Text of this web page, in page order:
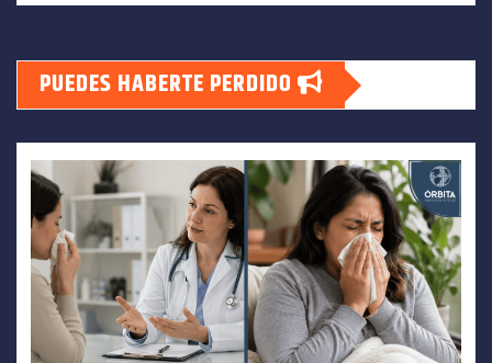
PUEDES HABERTE PERDIDO